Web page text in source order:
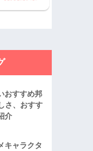
おすすめ邦
さ、おすす
介
キャラクタ